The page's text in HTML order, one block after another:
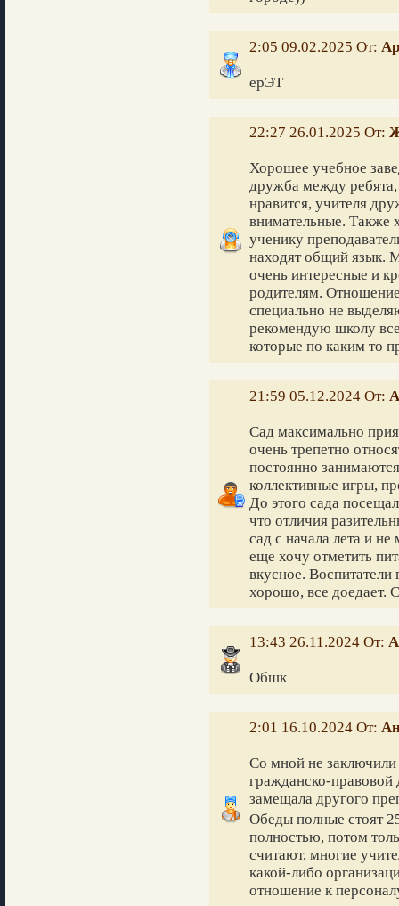
2:05 09.02.2025 От:
ерЭТ
22:27 26.01.2025 От:
Хорошее учебное
дружба между
нравится, учителя
внимательные. Также
ученику
находят общий язык.
очень интересные и
родителям.
специально не
рекомендую школу
которые по каким то
21:59 05.12.2024 От:
Сад максимально
очень трепетно
постоянно
коллективные игры,
До этого сада
что отличия
сад с начала лета и
еще хочу отметить
вкусное. Воспитатели
хорошо, все доедает.
13:43 26.11.2024 От:
Обшк
2:01 16.10.2024 От:
Со мной не
гражданско-правовой
замещала другого
Обеды полные стоят
полностью, потом
считают, многие
какой-либо
отношение к